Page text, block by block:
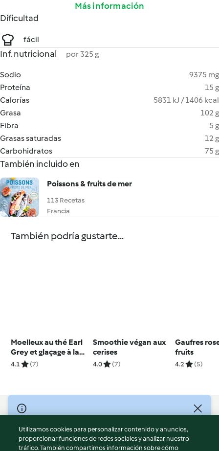
Más información
Dificultad
fácil
Inf. nutricional por 325 g
Sodio
9375 mg
Proteína
15 g
Calorías
5831 kJ / 1406 kcal
Grasa
102 g
Fibra
5 g
Grasas saturadas
12 g
Carbohidratos
75 g
También incluido en
Poissons & fruits de mer
113 Recetas
Francia
También podría gustarte...
Moelleux au thé Earl
Grey et glaçage à la
bergamote
4.1 (7)
Smoothie végan aux
cerises
4.0 (7)
Gaufres
fruits
4.2 (5)
© Copyright 2026
Términos de uso
Política de privacidad
Utilizamos cookies para personalizar contenido y anuncios,
proporcionar funciones de redes sociales y analizar nuestro
tráfico. También compartimos información sobre cómo